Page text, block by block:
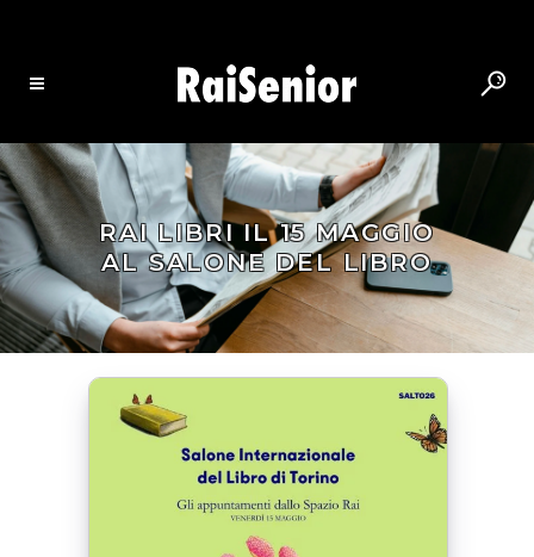
RAI LIBRI IL 15 MAGGIO
AL SALONE DEL LIBRO